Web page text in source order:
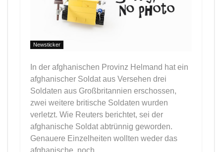
Newsticker
In der afghanischen Provinz Helmand hat ein
afghanischer Soldat aus Versehen drei
Soldaten aus Großbritannien erschossen,
zwei weitere britische Soldaten wurden
verletzt. Wie Reuters berichtet, sei der
afghanische Soldat abtrünnig geworden.
Genauere Einzelheiten wollten weder das